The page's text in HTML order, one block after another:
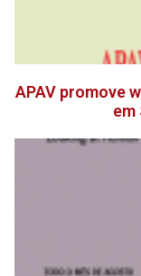
APAV promove
em